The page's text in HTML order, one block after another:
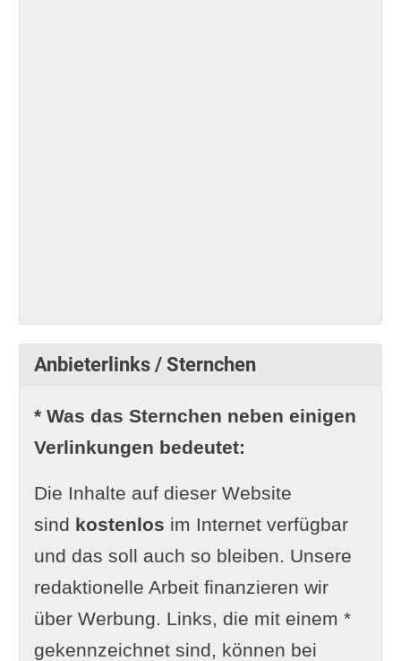
Anbieterlinks / Sternchen
* Was das Sternchen neben einigen
Verlinkungen bedeutet:
Die Inhalte auf dieser Website
sind kostenlos im Internet verfügbar
und das soll auch so bleiben. Unsere
redaktionelle Arbeit finanzieren wir
über Werbung. Links, die mit einem *
gekennzeichnet sind, können bei